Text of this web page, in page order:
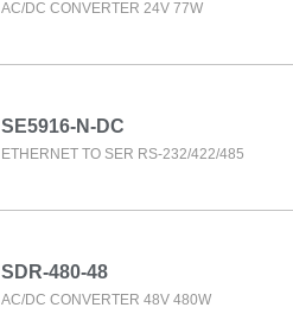
AC/DC CONVERTER 24V 77W
SE5916-N-DC
ETHERNET TO SER RS-232/422/485
SDR-480-48
AC/DC CONVERTER 48V 480W